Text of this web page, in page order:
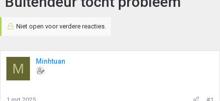
Niet open voor verdere reacties.
M Minhtuan